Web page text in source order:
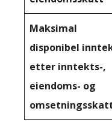
Maksimal
disponibel
etter inntekts-,
eiendoms- og